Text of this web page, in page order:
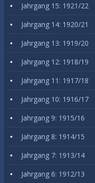
Jahrgang 15: 1921/22
Jahrgang 14: 1920/21
Jahrgang 13: 1919/20
Jahrgang 12: 1918/19
Jahrgang 11: 1917/18
Jahrgang 10: 1916/17
Jahrgang 9: 1915/16
Jahrgang 8: 1914/15
Jahrgang 7: 1913/14
Jahrgang 6: 1912/13